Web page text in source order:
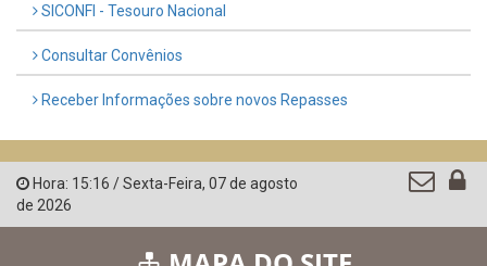
SICONFI - Tesouro Nacional
Consultar Convênios
Receber Informações sobre novos Repasses
Hora: 15:16 /Sexta-Feira, 07 de agosto
de 2026